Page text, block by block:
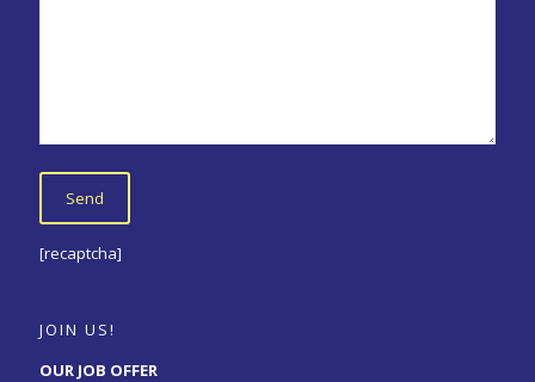
[recaptcha]
JOIN US!
OUR JOB OFFER